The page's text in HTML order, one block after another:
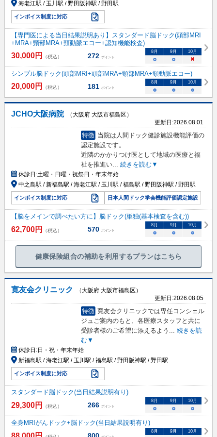
海老江駅 / 玉川駅 / 野田阪神駅 / 野田駅
インボイス制度に対応
【専門医による当日結果説明あり】スタンダード脳ドック(頭部MRI
+MRA+頸部MRA+頸動脈エコー+認知機能検査)
30,000円 （税込） 272 ポイント
8 月 9 月 10月
○ ○ ×
シンプル脳ドック(頭部MRI+頭部MRA+頸部MRA+頸動脈エコー)
20,000円 （税込） 181 ポイント
8 月 9 月 10月
○ ○ ○
JCHO大阪病院
（大阪府 大阪市福島区）
更新日:2026.08.01
特徴 当院は人間ドック健診施設機能評価の
認定施設です。
近隣のかかりつけ医として地域の医療と福
祉を推進い... 続きを読む▼
休診日:土曜・日曜・祝祭日・年末年始
中之島駅 / 新福島駅 / 海老江駅 / 玉川駅 / 福島駅 / 野田阪神駅 / 野田駅
インボイス制度に対応 日本人間ドック学会機能評価認定施設
【脳をメインで調べたい方に】脳ドック(単独(基本検査を含む))
62,700円 （税込） 570 ポイント
8月 9月 10月
○ ○ ○
健康保険組合の補助を利用するプランはこちら
寛友会クリニック
（大阪府 大阪市福島区）
更新日:2026.08.05
特徴 寬友会クリニックでは専任コンシェル
ジュご案内のもと、各医療スタッフと共に
受診者様のご希望に添えるよう ... 続きを読
む▼
休診日:日・祝・年末年始
新福島駅 / 海老江駅 / 玉川駅 / 福島駅 / 野田阪神駅 / 野田駅
インボイス制度に対応
スタンダード脳ドック(当日結果説明有り)
29,300円 （税込） 266 ポイント
8月 9月 10月
○ ○ ○
全身MRIがんドック+脳ドック(当日結果説明有り)
8月 9月 10月